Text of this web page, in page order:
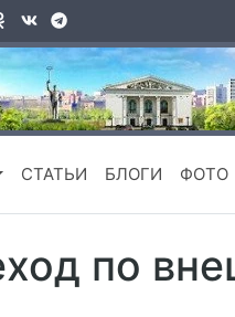
СТАТЬИ БЛОГИ ФОТО
по